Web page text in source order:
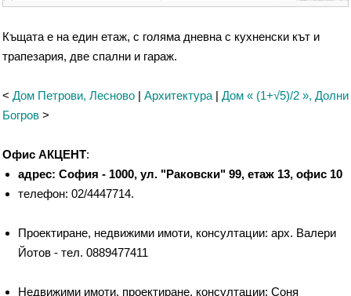
Къщата е на един етаж, с голяма дневна с кухненски кът и
трапезария, две спални и гараж.
< Дом Петрови, Лесново | Архитектура | Дом « (1+√5)/2 », Долни
Богров >
Офис АКЦЕНТ:
адрес: София - 1000, ул. "Раковски" 99, етаж 13, офис 10
телефон: 02/4447714.
Проектиране, недвижими имоти, консултации: арх. Валери
Йотов - тел. 0889477411
Недвижими имоти, проектиране, консултации: Соня